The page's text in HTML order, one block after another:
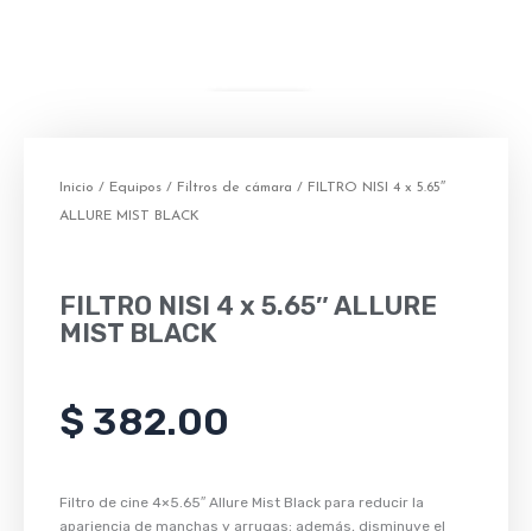
Inicio / Equipos / Filtros de cámara / FILTRO NISI 4 x 5.65″
ALLURE MIST BLACK
FILTRO NISI 4 x 5.65″ ALLURE
MIST BLACK
$ 382.00
Filtro de cine 4×5.65″ Allure Mist Black para reducir la
apariencia de manchas y arrugas; además, disminuye el